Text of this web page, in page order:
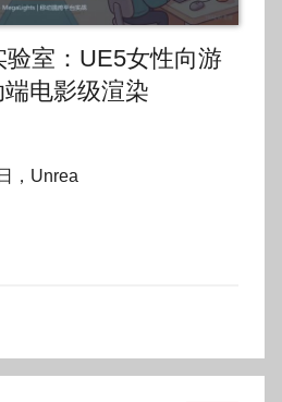
室：UE5女性向游
电影级渲染
，Unrea